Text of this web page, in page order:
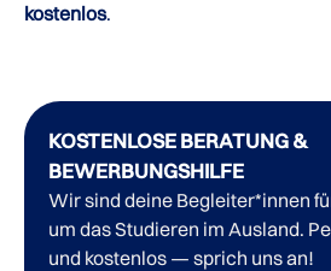
kostenlos.
KOSTENLOSE BERATUNG &
BEWERBUNGSHILFE
Wir sind deine Begleiter*innen
um das Studieren im Ausland.
und kostenlos — sprich uns an!